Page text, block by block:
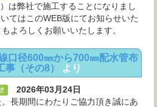
は弊社で施工することになりまし
てはこのWEB版にてお知らせいた
よろしくお願いいたします。
口径600㎜から700㎜配水管布
事（その8）
より
2026年03月24日
長期間にわたりご協力頂き誠にあ